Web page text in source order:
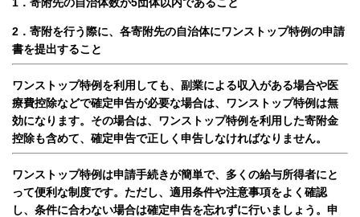
2．寄附を行う際に、各寄附先の自治体にワンストップ特例の申請
書を提出すること
ワンストップ特例を利用しても、副業による収入がある場合や医
療費控除などで確定申告が必要な場合は、ワンストップ特例は無
効になります。 その場合は、ワンストップ特例を利用した寄附金
控除も含めて、確定申告で正しく申告しなければなりません。
ワンストップ特例は申請手続きが簡単で、多くの給与所得者にと
って便利な制度です。 ただし、適用条件や注意事項をよく確認
し、条件に合わない場合は確定申告を忘れずに行いましょう。 申